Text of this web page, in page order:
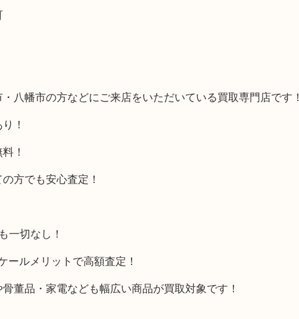
八幡市の方などにご来店をいただいている買取専門店です！
！
！
方でも安心査定！
一切なし！
ルメリットで高額査定！
董品・家電なども幅広い商品が買取対象です！